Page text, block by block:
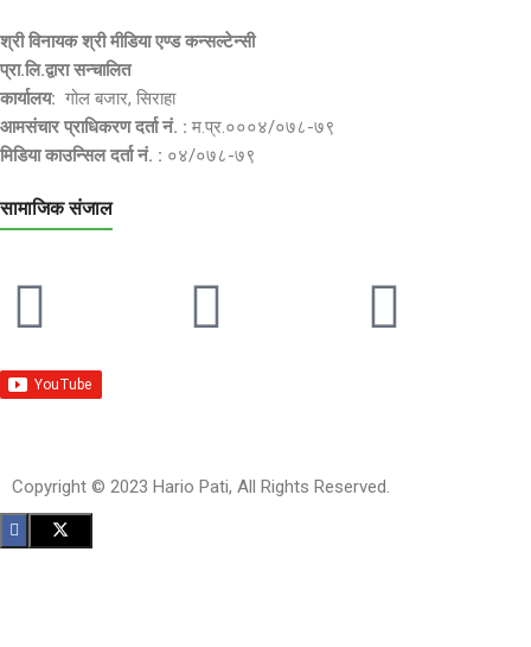
श्री विनायक श्री मीडिया एण्ड कन्सल्टेन्सी
प्रा.लि.द्वारा सन्चालित
कार्यालय: गोल बजार, सिराहा
आमसंचार प्राधिकरण दर्ता नं. : म.प्र.०००४/०७८-७९
मिडिया काउन्सिल दर्ता नं. : ०४/०७८-७९
सामाजिक संजाल
Copyright © 2023 Hario Pati, All Rights Reserved.